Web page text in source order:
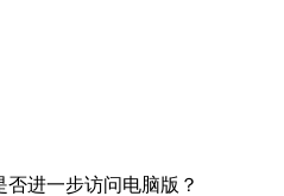
进一步访问电脑版？